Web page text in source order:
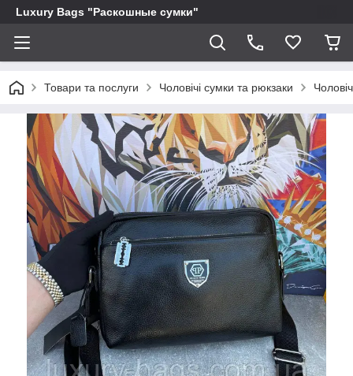
Luxury Bags "Раскошные сумки"
Товари та послуги Чоловічі сумки та рюкзаки